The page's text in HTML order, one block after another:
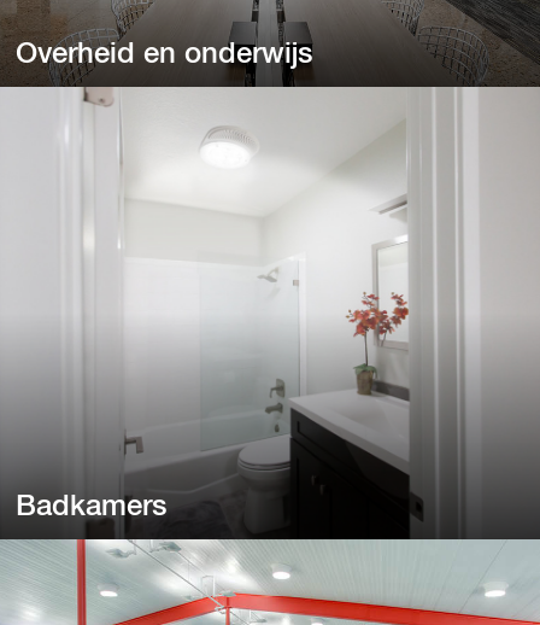
Overheid en onderwijs
Overheid en onderwijs
Van basisscholen en middelbare scholen tot
brandweerkazernes.
Badkamers
Badkamers